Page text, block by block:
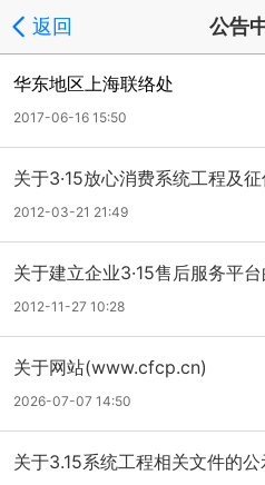
返回 公告
华东地区上海联络处
2017-06-16 15:50
关于3·15放心消费系统工程及
2012-03-21 21:49
关于建立企业3·15售后服务平
2012-11-27 10:28
关于网站(www.cfcp.cn)
2026-07-07 14:50
关于3.15系统工程相关文件的公